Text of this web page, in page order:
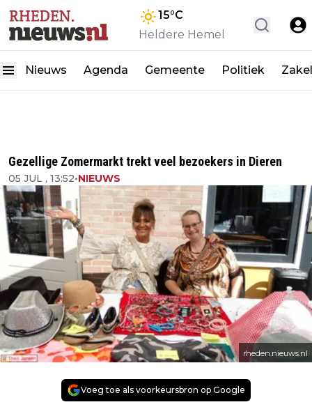
15°C
Heldere Hemel
Nieuws Agenda Gemeente Politiek
Gezellige Zomermarkt trekt veel bezoekers in Dieren
05 JUL , 13:52•NIEUWS
rheden.nieuws.nl
Voeg toe als voorkeursbron op Google